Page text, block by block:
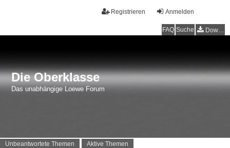
Anmelden
Registrieren
FAQ Suche Downloads
Die Oberklasse
Das unabhängige Loewe Forum
Unbeantwortete Themen Aktive Themen